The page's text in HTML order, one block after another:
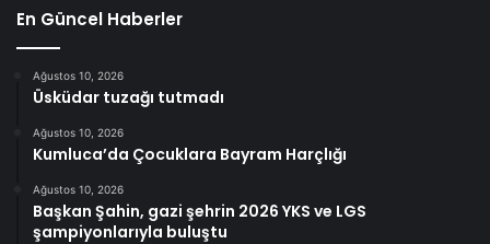
En Güncel Haberler
Ağustos 10, 2026
Üsküdar tuzağı tutmadı
Ağustos 10, 2026
Kumluca’da Çocuklara Bayram Harçlığı
Ağustos 10, 2026
Başkan Şahin, gazi şehrin 2026 YKS ve LGS
şampiyonlarıyla buluştu